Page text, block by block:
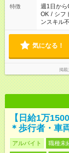
特徴 週1日から
OK / シフ
ンスキル
気になる！
掲載
【日給1万
＊歩行者・車
アルバイト 職種未